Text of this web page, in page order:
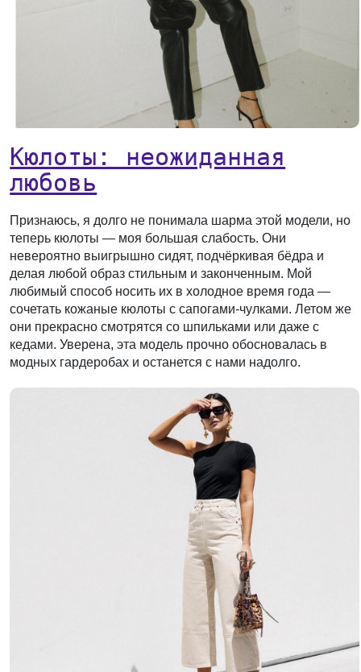
Кюлоты: неожиданная
любовь
Признаюсь, я долго не понимала шарма этой модели, но
теперь кюлоты — моя большая слабость. Они
невероятно выигрышно сидят, подчёркивая бёдра и
делая любой образ стильным и законченным. Мой
любимый способ носить их в холодное время года —
сочетать кожаные кюлоты с сапогами-чулками. Летом же
они прекрасно смотрятся со шпильками или даже с
кедами. Уверена, эта модель прочно обосновалась в
модных гардеробах и останется с нами надолго.